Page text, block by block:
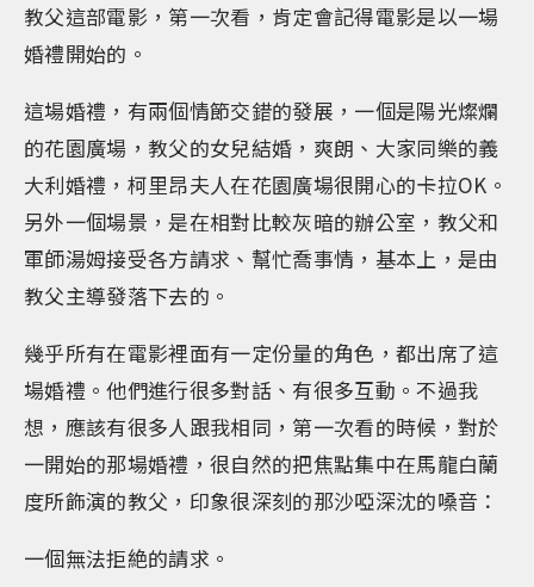
教父這部電影，第一次看，肯定會記得電影是以一場
婚禮開始的。
這場婚禮，有兩個情節交錯的發展，一個是陽光燦爛
的花園廣場，教父的女兒結婚，爽朗、大家同樂的義
大利婚禮，柯里昂夫人在花園廣場很開心的卡拉OK。
另外一個場景，是在相對比較灰暗的辦公室，教父和
軍師湯姆接受各方請求、幫忙喬事情，基本上，是由
教父主導發落下去的。
幾乎所有在電影裡面有一定份量的角色，都出席了這
場婚禮。他們進行很多對話、有很多互動。不過我
想，應該有很多人跟我相同，第一次看的時候，對於
一開始的那場婚禮，很自然的把焦點集中在馬龍白蘭
度所飾演的教父，印象很深刻的那沙啞深沈的嗓音：
一個無法拒絶的請求。